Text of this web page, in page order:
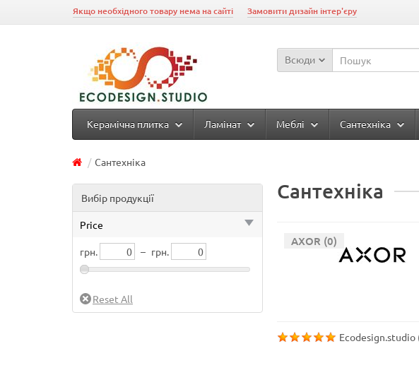
Якщо необхідного товару нема на сайті Замовити дизайн інтер'єру
Всюди
Керамічна плитка Ламінат Меблі Сантехніка
Сантехніка
Вибір продукції
Price
грн. – грн.
Сантехніка
AXOR (0)
Ecodesign.studio